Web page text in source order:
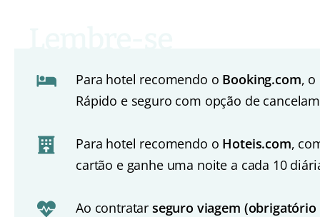
Para hotel recomendo o Booking.com,
Rápido e seguro com opção de
Para hotel recomendo o Hoteis.com,
cartão e ganhe uma noite a cada 10
Ao contratar seguro viagem